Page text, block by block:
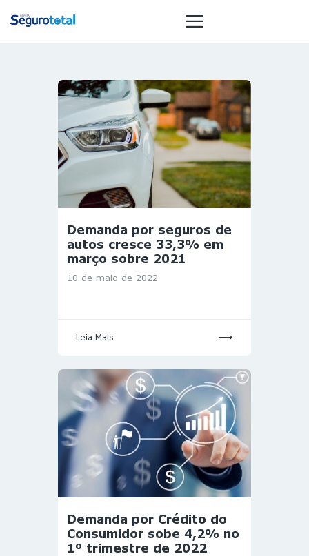
NOTÍCIAS
REVISTA
ESPECIAIS
GAIVOTA DE
ST SUMMIT
GESTORAS
HOMEST
HOME
Demanda por seguros de
autos cresce 33,3% em
março sobre 2021
10 de maio de 2022
Leia Mais
Demanda por Crédito do
Consumidor sobe 4,2% no
1º trimestre de 2022